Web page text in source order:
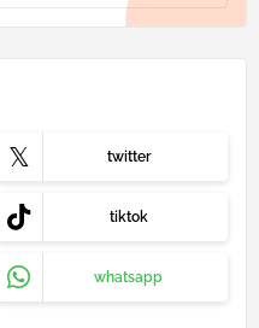
twitter
tiktok
whatsapp